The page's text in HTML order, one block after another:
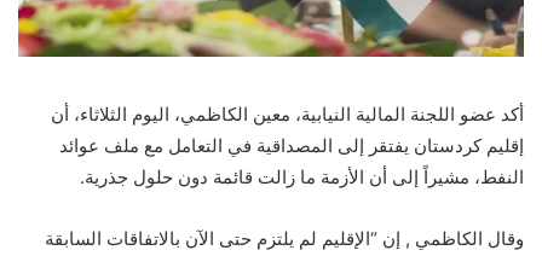
أكد عضو اللجنة المالية النيابية، معين الكاظمي، اليوم الثلاثاء، أن
إقليم كردستان يفتقر إلى المصداقية في التعامل مع ملف عوائد
النفط، مشيراً إلى أن الأزمة ما زالت قائمة دون حلول جذرية.
وقال الكاظمي , إن “الإقليم لم يلتزم حتى الآن بالاتفاقات السابقة